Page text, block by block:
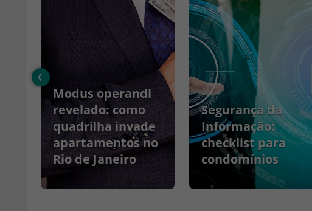
Modus operandi
revelado: como
quadrilha invade
apartamentos no
Rio de Janeiro
Segurança da
Informação:
checklist para
condomínios
‹